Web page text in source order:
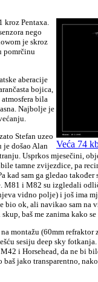
Veća 74
kroz Pentaxa.
nego
je skroz
pomrčinu
aberacije
bojica,
bila
Najbolje je
Stefan uzeo
je došao Alan
Usprkos mjesečini,
tamne zvijezdice, pa
sam ga gledao također
M81 i M82 su izgledali
vidno polje) i još ima
bio ok, ali navikao sam na
baš me zanima kako se
montažu (60mm refraktor
sesiju deep sky
M42 i Horsehead, da ne bi
jako transparentno,